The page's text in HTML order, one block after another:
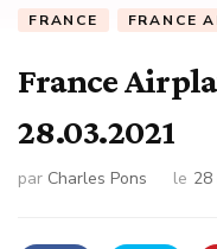
FRANCE FRANCE
France
28.03.2021
par Charles Pons le 28